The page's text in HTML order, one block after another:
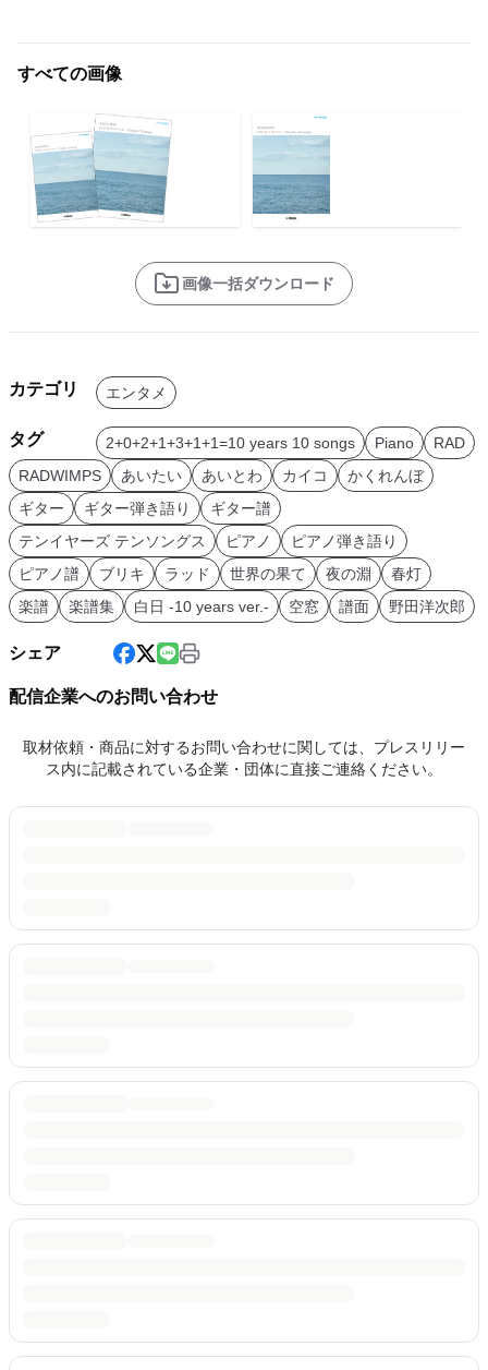
すべての画像
画像一括ダウンロード
カテゴリ エンタメ
タグ 2+0+2+1+3+1+1=10 years 10 songs Piano
RAD
RADWIMPS
あいたい あいとわ カイコ
かくれんぼ
ギター
ギター弾き語り
ギター譜
テンイヤーズ テンソングス
ピアノ
ピアノ弾き語り
ピアノ譜
ブリキ ラッド 世界の果て 夜の淵
春灯
楽譜
楽譜集 白日 -10 years ver.- 空窓 譜面 野田洋次郎
シェア
配信企業へのお問い合わせ
取材依頼・商品に対するお問い合わせに関しては、プレスリリー
ス内に記載されている企業・団体に直接ご連絡ください。